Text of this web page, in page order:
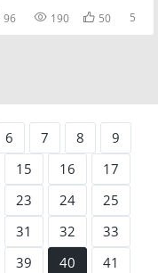
96  190  50 5
6 7 8
9
15 16
17
23 24
25
31 32
33
39 40
41